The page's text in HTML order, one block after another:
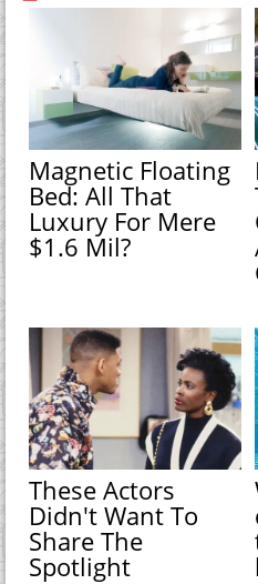
Magnetic Floating
Bed: All That
Luxury For Mere
$1.6 Mil?
These Actors
Didn't Want To
Share The
Spotlight